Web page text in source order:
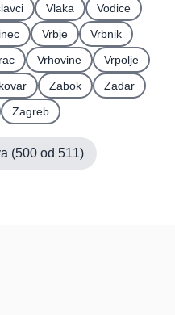
Vlaka
Vodice
Vrbje
Vrbnik
Vrhovine
Vrpolje
Zabok
Zadar
Zagreb
(500 od 511)